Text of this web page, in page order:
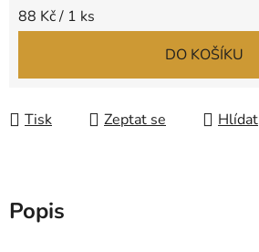
Měrná cena:
88 Kč / 1 ks
DO KOŠÍKU
Tisk Zeptat se Hlídat
Popis